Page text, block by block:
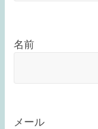
名前
メール